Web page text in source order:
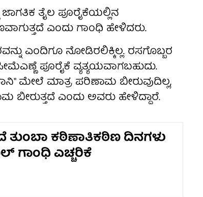
ತೈಲ ಪೂರೈಕೆಯಲ್ಲಿನ
ಎಂದು ಗಾಂಧಿ ಹೇಳಿದರು.
ಎಂದಿಗೂ ನೋಡಿರಲಿಕ್ಕಿಲ್ಲ. ರಸಗೊಬ್ಬರ
ಪೂರೈಕೆ ವ್ಯತ್ಯಯವಾಗಬಹುದು.
ಮೇಲೆ ಮಾತ್ರ ಪರಿಣಾಮ ಬೀರುವುದಿಲ್ಲ,
ಎಂದು ಅವರು ಹೇಳಿದ್ದಾರೆ.
ತುಂಬಾ ಕಠಿಣಾತಿಕಠಿಣ ದಿನಗಳು
ಗಾಂಧಿ ಎಚ್ಚರಿಕೆ